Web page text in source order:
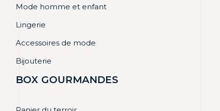
Mode homme et enfant
Lingerie
Accessoires de mode
Bijouterie
BOX GOURMANDES